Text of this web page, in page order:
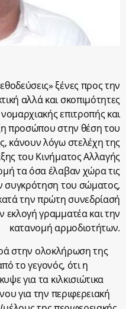
ξένες προς την
αλλά και σκοπιμότητες
επιτροπής και
προσώπου στην θέση του
κάνουν λόγω στελέχη της
του Κινήματος Αλλαγής
τα όσα έλαβαν χώρα τις
συγκρότηση του σώματος,
την πρώτη συνεδρίασή
εκλογή γραμματέα και την
κατανομή αρμοδιοτήτων.
στην ολοκλήρωση της
το γεγονός, ότι η
για τα κιλκισιώτικα
για την περιφερειακή